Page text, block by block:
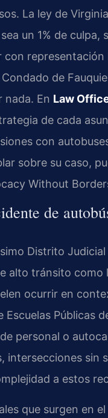
La ley de
un 1% de culpa,
de
En Law
de cada
con
sobre su caso,
Without
de
Distrito
alto tránsito como
ocurrir en
Públicas
personal o
intersecciones
a estos
que surgen en